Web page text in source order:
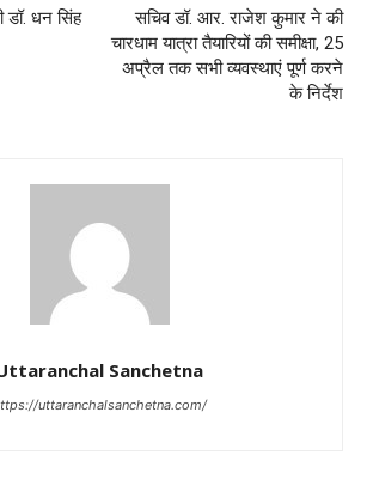
डॉ. धन सिंह
सचिव डॉ. आर. राजेश कुमार ने की
चारधाम यात्रा तैयारियों की समीक्षा, 25
अप्रैल तक सभी व्यवस्थाएं पूर्ण करने
के निर्देश
Sanchetna
uttaranchalsanchetna.com/